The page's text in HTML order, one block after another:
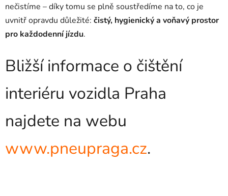
nečistíme – díky tomu se plně soustředíme na to, co je
uvnitř opravdu důležité: čistý, hygienický a voňavý prostor
pro každodenní jízdu.
Bližší informace o čištění
interiéru vozidla Praha
najdete na webu
www.pneupraga.cz.